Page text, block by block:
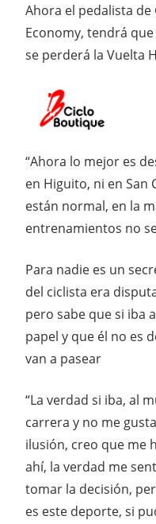
Ahora el pedalista
Economy, tendrá
se perderá la Vuelta
“Ahora lo mejor es
en Higuito, ni en San
están normal, en la
entrenamientos no
Para nadie es un
del ciclista era
pero sabe que si iba
papel y que él no es
van a pasear
“La verdad si iba, al
carrera y no me
ilusión, creo que me
ahí, la verdad me
tomar la decisión,
es este deporte, si